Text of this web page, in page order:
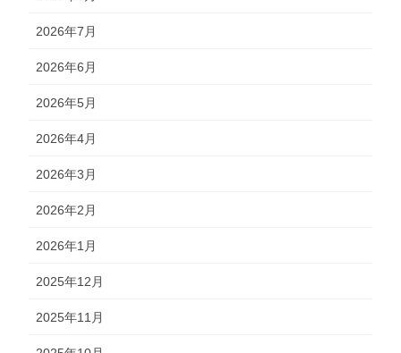
2026年7月
2026年6月
2026年5月
2026年4月
2026年3月
2026年2月
2026年1月
2025年12月
2025年11月